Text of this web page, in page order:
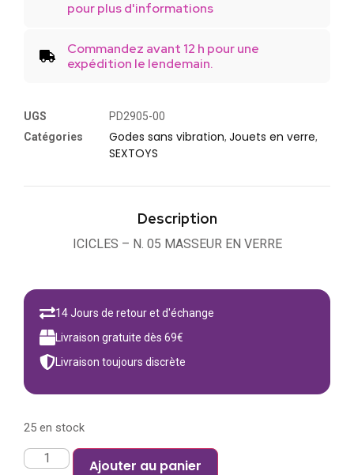
pour plus d'informations
Commandez avant 12 h pour une
expédition le lendemain.
UGS
PD2905-00
Catégories
Godes sans vibration, Jouets en verre,
SEXTOYS
Description
ICICLES – N. 05 MASSEUR EN VERRE
14 Jours de retour et d'échange
Livraison gratuite dès 69€
Livraison toujours discrète
25 en stock
Ajouter au panier